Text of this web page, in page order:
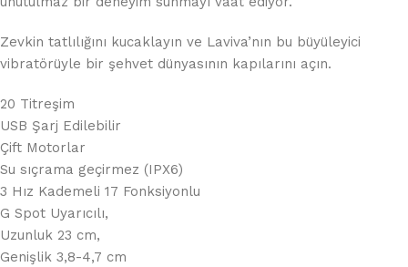
Zevkin tatlılığını kucaklayın ve Laviva’nın bu büyüleyici
vibratörüyle bir şehvet dünyasının kapılarını açın.
20 Titreşim
USB Şarj Edilebilir
Çift Motorlar
Su sıçrama geçirmez (IPX6)
3 Hız Kademeli 17 Fonksiyonlu
G Spot Uyarıcılı,
Uzunluk 23 cm,
Genişlik 3,8-4,7 cm